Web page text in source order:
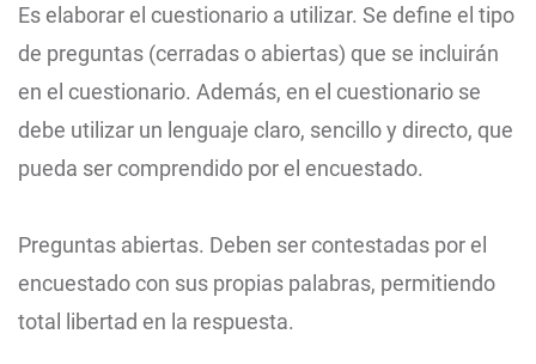
Es elaborar el cuestionario a utilizar. Se define el tipo
de preguntas (cerradas o abiertas) que se incluirán
en el cuestionario. Además, en el cuestionario se
debe utilizar un lenguaje claro, sencillo y directo, que
pueda ser comprendido por el encuestado.
Preguntas abiertas. Deben ser contestadas por el
encuestado con sus propias palabras, permitiendo
total libertad en la respuesta.